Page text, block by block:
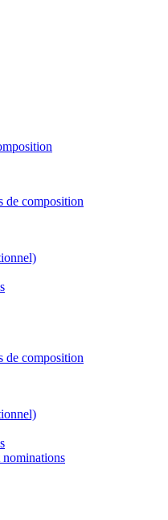
de composition
de composition